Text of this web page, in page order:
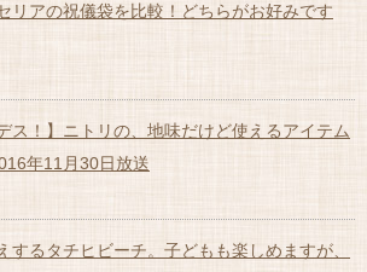
リアの祝儀袋を比較！どちらがお好みです
ス！】ニトリの、地味だけど使えるアイテム
年11月30日放送
するタチヒビーチ。子どもも楽しめますが、